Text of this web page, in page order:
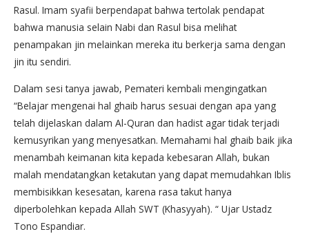
Rasul. Imam syafii berpendapat bahwa tertolak pendapat
bahwa manusia selain Nabi dan Rasul bisa melihat
penampakan jin melainkan mereka itu berkerja sama dengan
jin itu sendiri.
Dalam sesi tanya jawab, Pemateri kembali mengingatkan
“Belajar mengenai hal ghaib harus sesuai dengan apa yang
telah dijelaskan dalam Al-Quran dan hadist agar tidak terjadi
kemusyrikan yang menyesatkan. Memahami hal ghaib baik jika
menambah keimanan kita kepada kebesaran Allah, bukan
malah mendatangkan ketakutan yang dapat memudahkan Iblis
membisikkan kesesatan, karena rasa takut hanya
diperbolehkan kepada Allah SWT (Khasyyah). “ Ujar Ustadz
Tono Espandiar.